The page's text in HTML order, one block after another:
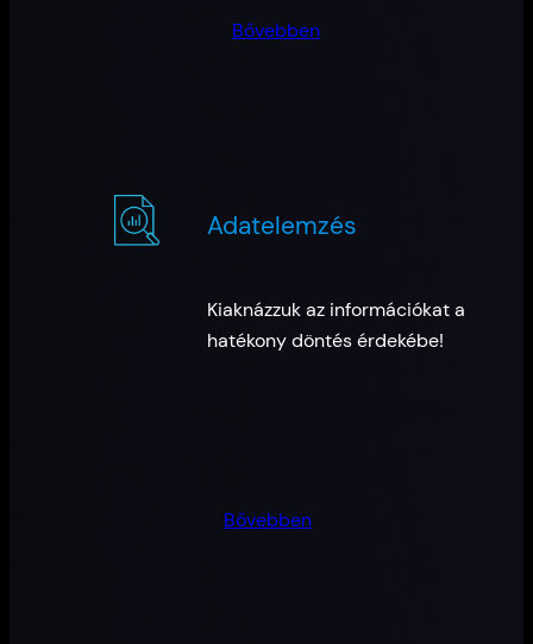
Bővebben
Adatelemzés
Kiaknázzuk az információkat a
hatékony döntés érdekébe!
Bővebben